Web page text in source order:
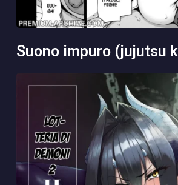
suono impuro (jujutsu